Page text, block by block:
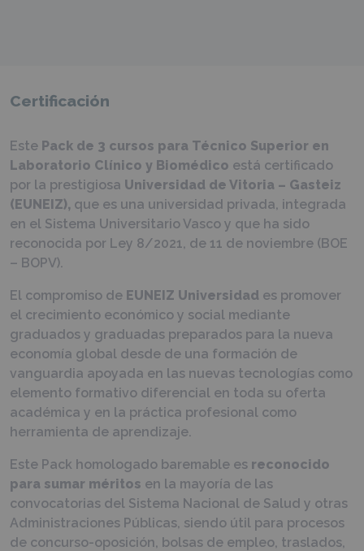
Certificación
Este Pack de 3 cursos para Técnico Superior en
Laboratorio Clínico y Biomédico está certificado
por la prestigiosa Universidad de Vitoria – Gasteiz
(EUNEIZ), que es una universidad privada, integrada
en el Sistema Universitario Vasco y que ha sido
reconocida por Ley 8/2021, de 11 de noviembre (BOE
– BOPV).
El compromiso de EUNEIZ Universidad es promover
el crecimiento económico y social mediante
graduados y graduadas preparados para la nueva
economía global desde de una formación de
vanguardia apoyada en las nuevas tecnologías como
elemento formativo diferencial en toda su oferta
académica y en la práctica profesional como
herramienta de aprendizaje.
Este Pack homologado baremable es reconocido
para sumar méritos en la mayoría de las
convocatorias del Sistema Nacional de Salud y otras
Administraciones Públicas, siendo útil para procesos
de concurso-oposición, bolsas de empleo, traslados,